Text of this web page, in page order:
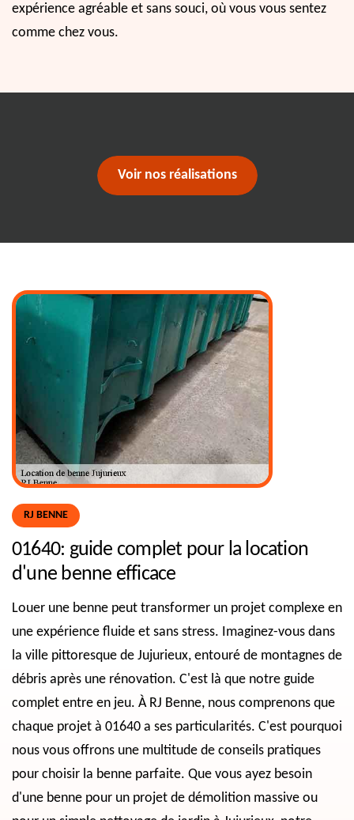
expérience agréable et sans souci, où vous vous sentez
comme chez vous.
Voir nos réalisations
RJ BENNE
01640: guide complet pour la location
d'une benne efficace
Louer une benne peut transformer un projet complexe en
une expérience fluide et sans stress. Imaginez-vous dans
la ville pittoresque de Jujurieux, entouré de montagnes de
débris après une rénovation. C'est là que notre guide
complet entre en jeu. À RJ Benne, nous comprenons que
chaque projet à 01640 a ses particularités. C'est pourquoi
nous vous offrons une multitude de conseils pratiques
pour choisir la benne parfaite. Que vous ayez besoin
d'une benne pour un projet de démolition massive ou